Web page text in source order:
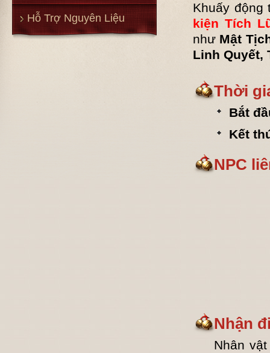
Hỗ Trợ Nguyên Liệu
Khuấy
kiện Tích
như Mật
Linh Quyết,
Thời
Bắt
Kết
NPC
Nhận
Nhân